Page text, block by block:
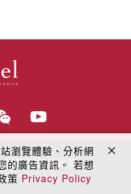
隱私權保護政策
瀏覽體驗、分析網
的廣告資訊。 若想
策 Privacy Policy